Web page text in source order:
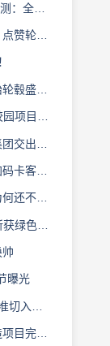
亿条
造标杆
陆上海！
佳实践
眼业绩
胎产能
口气”？
范企业奖
曝光
卡赛道
成备案